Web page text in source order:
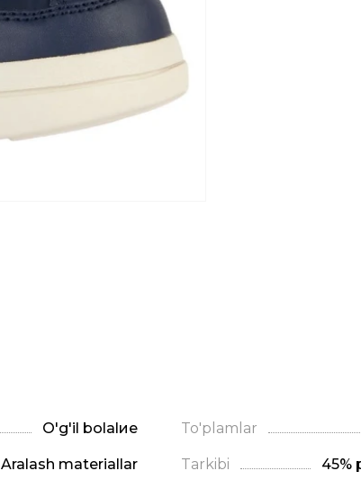
O'g'il bolalие To'plamlar
Aralash materiallar Tarkibi 45%